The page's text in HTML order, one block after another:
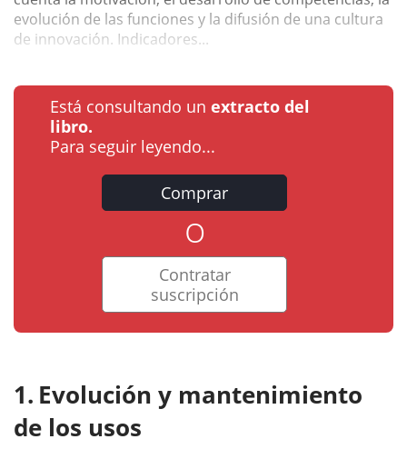
evolución de las funciones y la difusión de una cultura
de innovación. Indicadores...
Está consultando un extracto del
libro.
Para seguir leyendo...
Comprar
o
Contratar
suscripción
Evolución y mantenimiento
de los usos